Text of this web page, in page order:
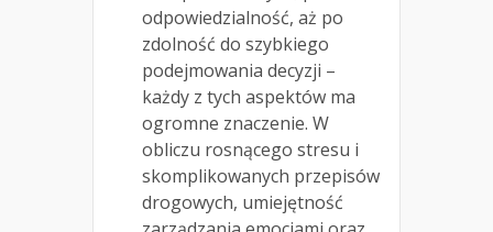
odpowiedzialność, aż po
zdolność do szybkiego
podejmowania decyzji –
każdy z tych aspektów ma
ogromne znaczenie. W
obliczu rosnącego stresu i
skomplikowanych przepisów
drogowych, umiejętność